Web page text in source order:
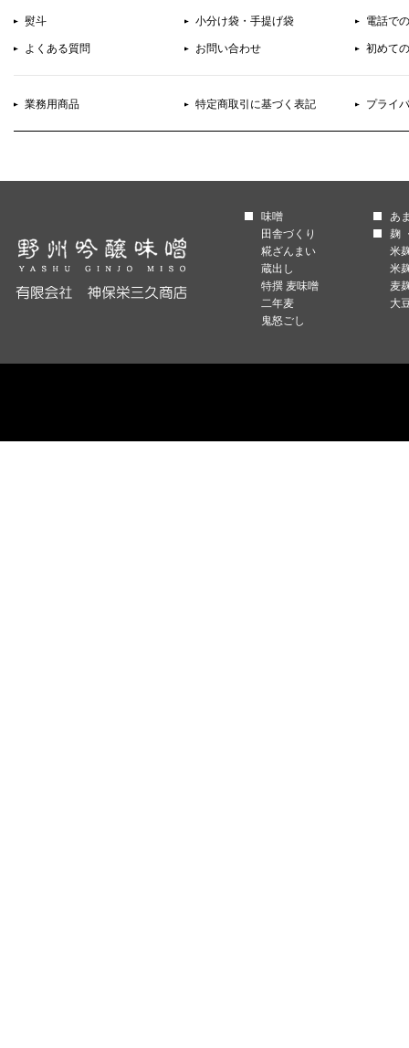
熨斗 小分け袋・手提げ袋 電話で
よくある質問 お問い合わせ 初めて
業務用商品 特定商取引に基づく表記 プライ
味噌
田舎づくり
糀ざんまい
蔵出し
特撰 麦味噌
二年麦
鬼怒ごし
あ
麹
米
米
麦
大